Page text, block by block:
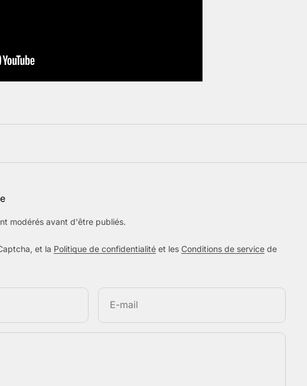
modérés avant d'être publiés.
et la Politique de confidentialité et les Conditions de service de
E-mail